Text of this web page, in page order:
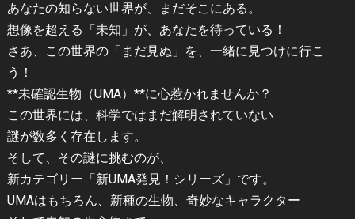
あなたの知らない世界が、まだそこにある。
想像を超える「未知」が、あなたを待っている！
さあ、この世界の「まだ見ぬ」を、一緒に見つけに行こ
う！
**未確認生物（UMA）**に心惹かれませんか？
この世界には、科学ではまだ解明されていない
謎が数多く存在します。
そして、その謎に挑むのが、
新カテゴリー「新UMA発見！シリーズ」です。
UMAはもちろん、新種の生物、奇妙なキャラクター